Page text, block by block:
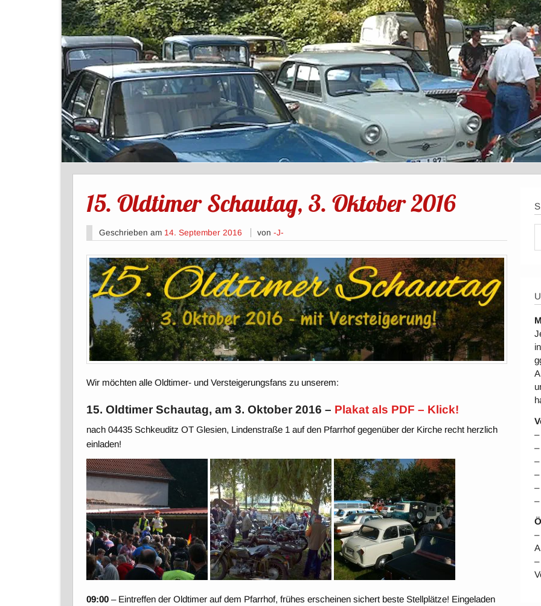
15. Oldtimer Schautag, 3. Oktober 2016
Geschrieben am 14. September 2016 von-J-
Wir möchten alle Oldtimer- und Versteigerungsfans zu unserem:
15. Oldtimer Schautag, am 3. Oktober 2016 – Plakat als PDF – Klick!
nach 04435 Schkeuditz OT Glesien, Lindenstraße 1 auf den Pfarrhof gegenüber der Kirche recht herzlich
einladen!
09:00 – Eintreffen der Oldtimer auf dem Pfarrhof, frühes erscheinen sichert beste Stellplätze! Eingeladen
–
–
–
–
–
–
–
–